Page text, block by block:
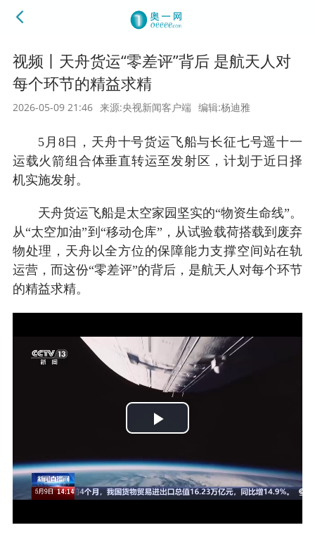
视频丨天舟货运“零差评”背后 是航天人对
每个环节的精益求精
2026-05-09 21:46 来源:央视新闻客户端 编辑:杨迪雅
5月8日，天舟十号货运飞船与长征七号遥十一
运载火箭组合体垂直转运至发射区，计划于近日择
机实施发射。
天舟货运飞船是太空家园坚实的“物资生命线”。
从“太空加油”到“移动仓库”，从试验载荷搭载到废弃
物处理，天舟以全方位的保障能力支撑空间站在轨
运营，而这份“零差评”的背后，是航天人对每个环节
的精益求精。
Play
Video